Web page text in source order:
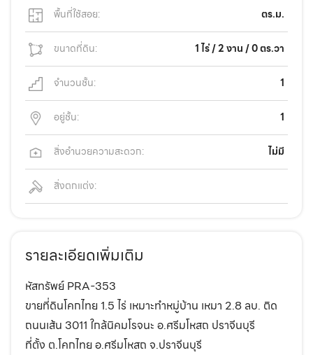
พื้นที่ใช้สอย: ตร.ม.
ขนาดที่ดิน: 1 ไร่ / 2 งาน / 0 ตร.วา
จำนวนชั้น: 1
อยู่ชั้น: 1
สิ่งอำนวยความสะดวก: ไม่มี
สิ่งตกแต่ง:
รายละเอียดเพิ่มเติม
หัสทรัพย์ PRA-353
ขายที่ดินโคกไทย 1.5 ไร่ เหมาะทำหมู่บ้าน เหมา 2.8 ลบ. ติด
ถนนเส้น 3011 ใกล้นิคมโรจนะ อ.ศรีมโหสถ ปราจีนบุรี
ที่ตั้ง ต.โคกไทย อ.ศรีมโหสถ จ.ปราจีนบุรี